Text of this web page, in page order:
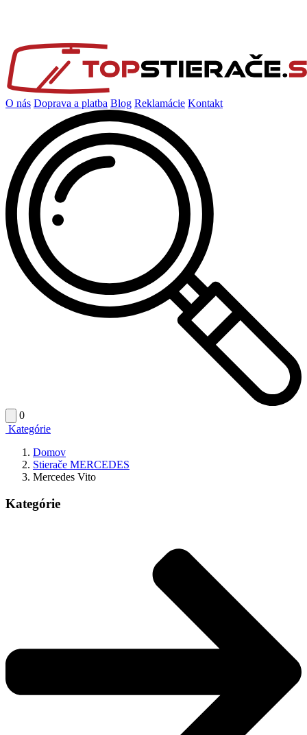
O nás Doprava a platba Blog Reklamácie Kontakt
0
Kategórie
Domov
Stierače MERCEDES
Mercedes Vito
Kategórie